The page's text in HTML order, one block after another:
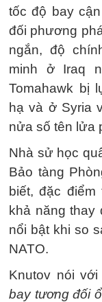
tốc độ bay
đối phương
ngắn, độ
minh ở Iraq
Tomahawk bị
hạ và ở Syria
nửa số tên lửa
Nhà sử học
Bảo tàng
biết, đặc
khả năng thay
nổi bật khi so
NATO.
Knutov nói với
bay tương đối